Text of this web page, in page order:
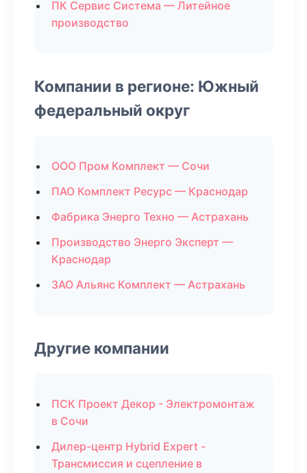
ПК Сервис Система — Литейное
производство
Компании в регионе: Южный
федеральный округ
ООО Пром Комплект — Сочи
ПАО Комплект Ресурс — Краснодар
Фабрика Энерго Техно — Астрахань
Производство Энерго Эксперт —
Краснодар
ЗАО Альянс Комплект — Астрахань
Другие компании
ПСК Проект Декор - Электромонтаж
в Сочи
Дилер-центр Hybrid Expert -
Трансмиссия и сцепление в